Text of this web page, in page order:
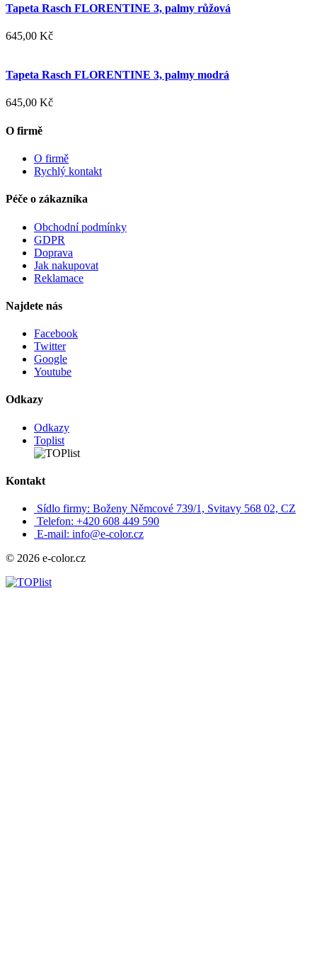
Tapeta Rasch FLORENTINE 3, palmy růžová
645,00 Kč
Tapeta Rasch FLORENTINE 3, palmy modrá
645,00 Kč
O firmě
O firmě
Rychlý kontakt
Péče o zákazníka
Obchodní podmínky
GDPR
Doprava
Jak nakupovat
Reklamace
Najdete nás
Facebook
Twitter
Google
Youtube
Odkazy
Odkazy
Toplist
Kontakt
Sídlo firmy: Boženy Němcové 739/1, Svitavy 568 02, CZ
Telefon: +420 608 449 590
E-mail: info@e-color.cz
© 2026 e-color.cz